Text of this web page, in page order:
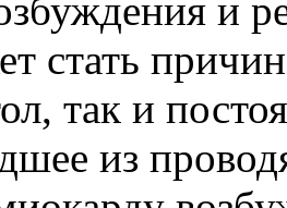
и
стать
так и
из